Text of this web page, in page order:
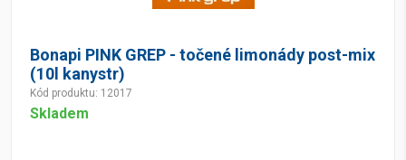
Bonapi PINK GREP - točené limonády post-mix
(10l kanystr)
Kód produktu: 12017
Skladem